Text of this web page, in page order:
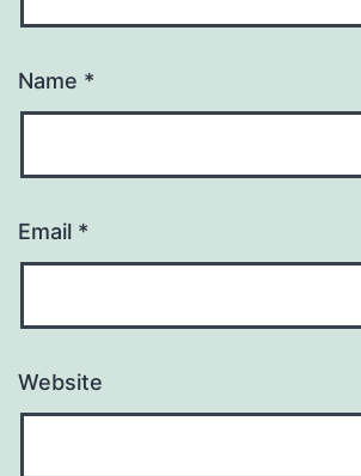
Name *
Email *
Website